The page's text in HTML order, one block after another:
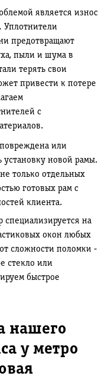
является износ
Уплотнители
предотвращают
пыли и шума в
терять свои
привести к потере
с
повреждена или
новой рамы.
только отдельных
готовых рам с
клиента.
специализируется на
окон любых
сложности поломки -
стекло или
быстрое
нашего
у метро